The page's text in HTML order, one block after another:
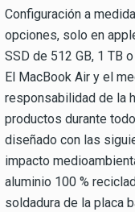
Configuración a
opciones, solo en
SSD de 512 GB, 1 TB
El MacBook Air y el
responsabilidad de la
productos durante
diseñado con las
impacto
aluminio 100 %
soldadura de la placa